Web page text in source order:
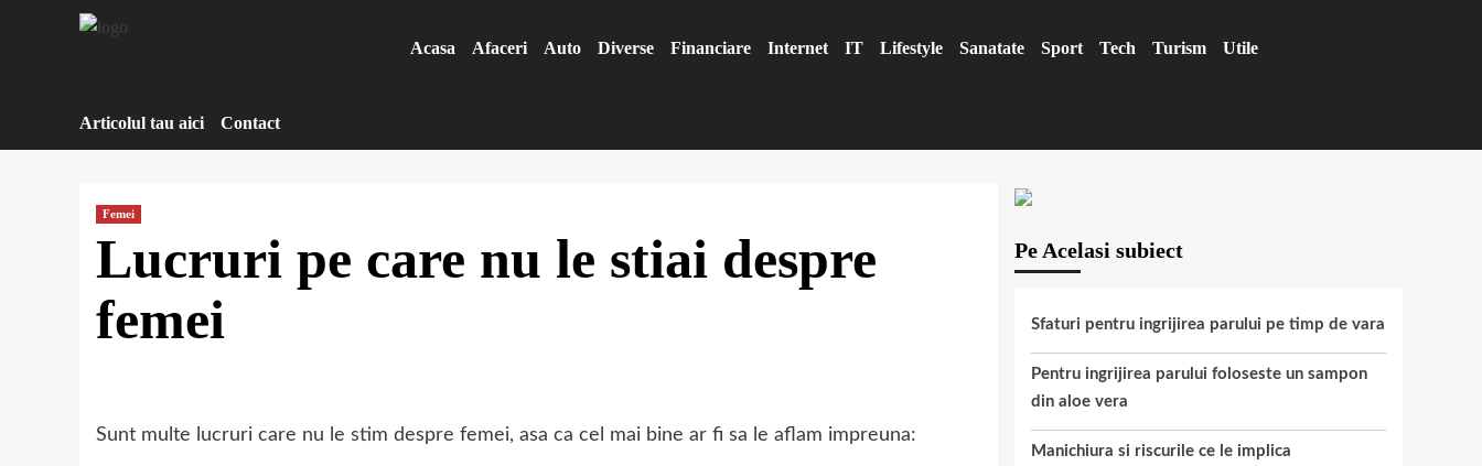
Acasa Afaceri Auto Diverse Financiare Internet IT Lifestyle Sanatate Sport Tech Turism Utile
Articolul tau aici Contact
Femei
Lucruri pe care nu le stiai despre
femei
Sunt multe lucruri care nu le stim despre femei, asa ca cel mai bine ar fi sa le aflam impreuna:
Pe Acelasi subiect
Sfaturi pentru ingrijirea parului pe timp de vara
Pentru ingrijirea parului foloseste un sampon
din aloe vera
Manichiura si riscurile ce le implica